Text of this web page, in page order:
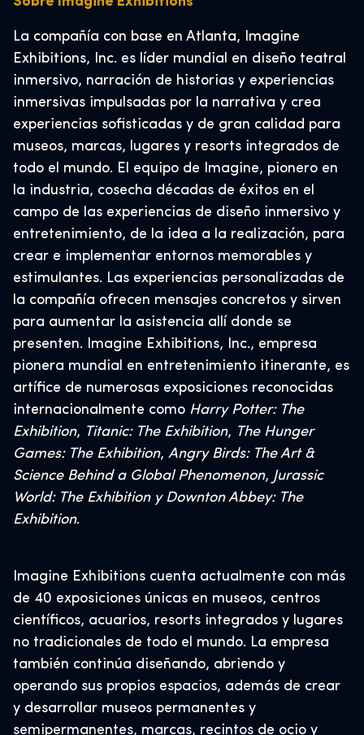
La compañía con base en Atlanta, Imagine
Exhibitions, Inc. es líder mundial en diseño teatral
inmersivo, narración de historias y experiencias
inmersivas impulsadas por la narrativa y crea
experiencias sofisticadas y de gran calidad para
museos, marcas, lugares y resorts integrados de
todo el mundo. El equipo de Imagine, pionero en
la industria, cosecha décadas de éxitos en el
campo de las experiencias de diseño inmersivo y
entretenimiento, de la idea a la realización, para
crear e implementar entornos memorables y
estimulantes. Las experiencias personalizadas de
la compañía ofrecen mensajes concretos y sirven
para aumentar la asistencia allí donde se
presenten. Imagine Exhibitions, Inc., empresa
pionera mundial en entretenimiento itinerante, es
artífice de numerosas exposiciones reconocidas
internacionalmente como Harry Potter: The
Exhibition, Titanic: The Exhibition, The Hunger
Games: The Exhibition, Angry Birds: The Art &
Science Behind a Global Phenomenon, Jurassic
World: The Exhibition y Downton Abbey: The
Exhibition.
Imagine Exhibitions cuenta actualmente con más
de 40 exposiciones únicas en museos, centros
científicos, acuarios, resorts integrados y lugares
no tradicionales de todo el mundo. La empresa
también continúa diseñando, abriendo y
operando sus propios espacios, además de crear
y desarrollar museos permanentes y
semipermanentes, marcas, recintos de ocio y